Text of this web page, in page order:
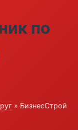
по
» БизнесСтрой